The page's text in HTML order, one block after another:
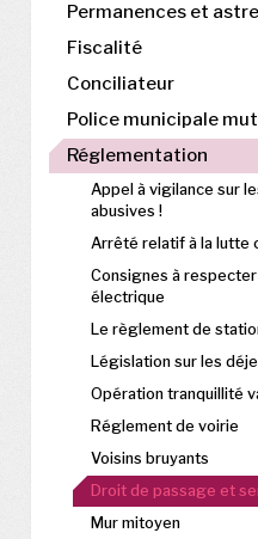
Permanences et
Fiscalité
Conciliateur
Police municipale
Réglementation
Appel à vigilance sur
abusives !
Arrêté relatif à la lutte
Consignes à
électrique
Le règlement de
Législation sur les
Opération tranquillité
Réglement de voirie
Voisins bruyants
Droit de passage et
Mur mitoyen